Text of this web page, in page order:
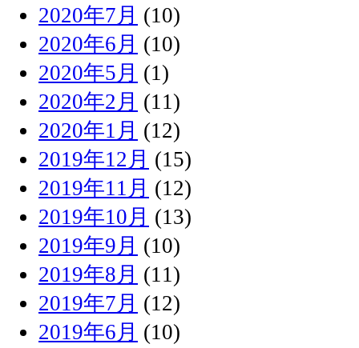
2020年7月 (10)
2020年6月 (10)
2020年5月 (1)
2020年2月 (11)
2020年1月 (12)
2019年12月 (15)
2019年11月 (12)
2019年10月 (13)
2019年9月 (10)
2019年8月 (11)
2019年7月 (12)
2019年6月 (10)